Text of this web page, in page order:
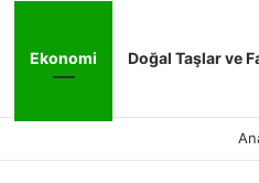
Ekonomi Doğal Taşlar ve